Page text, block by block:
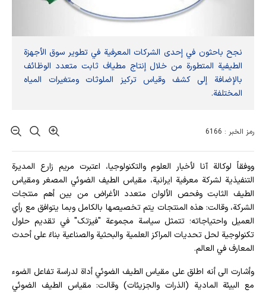
نجح باحثون في إحدى الشركات المعرفية في تطوير سوق الأجهزة
الطيفية المتطورة من خلال إنتاج مطياف ثابت متعدد الوظائف
بالإضافة إلى كشف وقياس تركيز الملوثات ومتغيرات المياه
المختلفة.
رمز الخبر : 6166
ووفقاً لوكالة آنا لأخبار العلوم والتكنولوجيا، اعتبرت مریم زارع المديرة
التنفيذية لشركة معرفية ايرانية، مقياس الطيف الضوئي المصغر ومقياس
الطيف الثابت وفحص الألوان متعدد الأغراض من بين أهم منتجات
الشركة، وقالت: هذه المنتجات يتم تخصيصها بالكامل وبما يتوافق مع رأي
العميل واحتياجاته؛ تتمثل سياسة مجموعة "فیزتک" في تقديم حلول
تكنولوجية لحل تحديات المراكز العلمية والبحثية والصناعية بناءً على أحدث
المعارف في العالم.
وأشارت الى أنه اطلق على مقياس الطيف الضوئي أداة لدراسة تفاعل الضوء
مع البيئة المادية (الذرات والجزيئات) وقالت: مقياس الطيف الضوئي